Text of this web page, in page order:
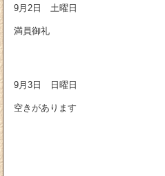
9月2日 土曜日
満員御礼
9月3日 日曜日
空きがあります